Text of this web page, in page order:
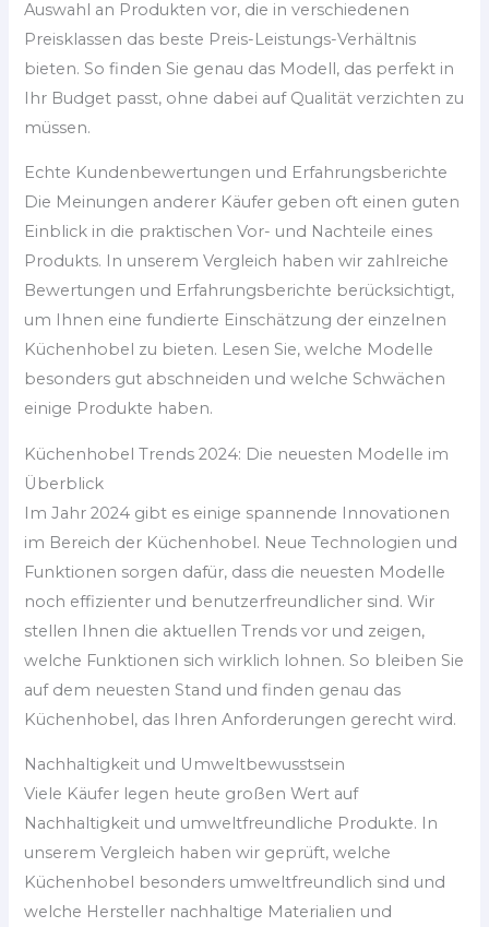
Auswahl an Produkten vor, die in verschiedenen
Preisklassen das beste Preis-Leistungs-Verhältnis
bieten. So finden Sie genau das Modell, das perfekt in
Ihr Budget passt, ohne dabei auf Qualität verzichten zu
müssen.
Echte Kundenbewertungen und Erfahrungsberichte
Die Meinungen anderer Käufer geben oft einen guten
Einblick in die praktischen Vor- und Nachteile eines
Produkts. In unserem Vergleich haben wir zahlreiche
Bewertungen und Erfahrungsberichte berücksichtigt,
um Ihnen eine fundierte Einschätzung der einzelnen
Küchenhobel zu bieten. Lesen Sie, welche Modelle
besonders gut abschneiden und welche Schwächen
einige Produkte haben.
Küchenhobel Trends 2024: Die neuesten Modelle im
Überblick
Im Jahr 2024 gibt es einige spannende Innovationen
im Bereich der Küchenhobel. Neue Technologien und
Funktionen sorgen dafür, dass die neuesten Modelle
noch effizienter und benutzerfreundlicher sind. Wir
stellen Ihnen die aktuellen Trends vor und zeigen,
welche Funktionen sich wirklich lohnen. So bleiben Sie
auf dem neuesten Stand und finden genau das
Küchenhobel, das Ihren Anforderungen gerecht wird.
Nachhaltigkeit und Umweltbewusstsein
Viele Käufer legen heute großen Wert auf
Nachhaltigkeit und umweltfreundliche Produkte. In
unserem Vergleich haben wir geprüft, welche
Küchenhobel besonders umweltfreundlich sind und
welche Hersteller nachhaltige Materialien und